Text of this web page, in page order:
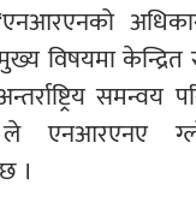
विषयमा
एनआरएनए
।